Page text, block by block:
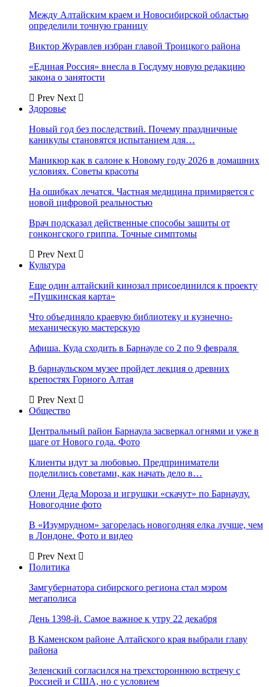
Между Алтайским краем и Новосибирской областью
определили точную границу
Виктор Журавлев избран главой Троицкого района
«Единая Россия» внесла в Госдуму новую редакцию
закона о занятости
Prev Next
Здоровье
Новый год без последствий. Почему праздничные
каникулы становятся испытанием для…
Маникюр как в салоне к Новому году 2026 в домашних
условиях. Советы красоты
На ошибках лечатся. Частная медицина примиряется с
новой цифровой реальностью
Врач подсказал действенные способы защиты от
гонконгского гриппа. Точные симптомы
Prev Next
Культура
Еще один алтайский кинозал присоединился к проекту
«Пушкинская карта»
Что объединяло краевую библиотеку и кузнечно-
механическую мастерскую
Афиша. Куда сходить в Барнауле со 2 по 9 февраля
В барнаульском музее пройдет лекция о древних
крепостях Горного Алтая
Prev Next
Общество
Центральный район Барнаула засверкал огнями и уже в
шаге от Нового года. Фото
Клиенты идут за любовью. Предприниматели
поделились советами, как начать дело в…
Олени Деда Мороза и игрушки «скачут» по Барнаулу.
Новогодние фото
В «Изумрудном» загорелась новогодняя елка лучше, чем
в Лондоне. Фото и видео
Prev Next
Политика
Замгубернатора сибирского региона стал мэром
мегаполиса
День 1398-й. Самое важное к утру 22 декабря
В Каменском районе Алтайского края выбрали главу
района
Зеленский согласился на трехстороннюю встречу с
Россией и США, но с условием